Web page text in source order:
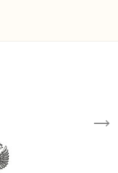
Next